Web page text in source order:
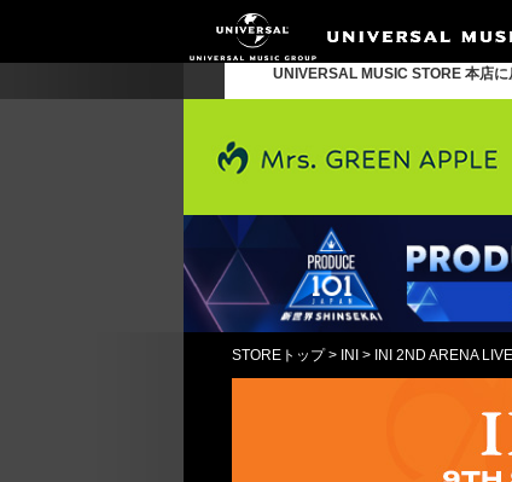
UNIVERSAL MUSIC STORE 本店
STOREトップ> INI > INI 2ND ARENA